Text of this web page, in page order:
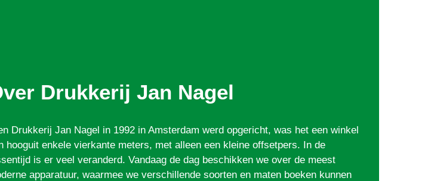
Drukkerij Jan Nagel
Drukkerij Jan Nagel in 1992 in Amsterdam werd opgericht, was het een winkel
hooguit enkele vierkante meters, met alleen een kleine offsetpers. In de
is er veel veranderd. Vandaag de dag beschikken we over de meest
apparatuur, waarmee we verschillende soorten en maten boeken kunnen